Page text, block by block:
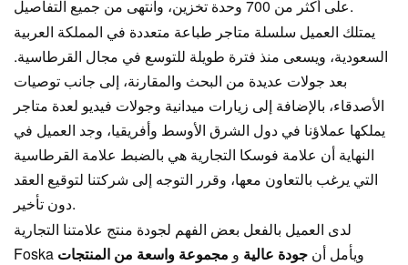
على أكثر من 700 وحدة تخزين، وانتهى من جميع التفاصيل.
يمتلك العميل سلسلة متاجر طباعة متعددة في المملكة العربية
السعودية، ويسعى منذ فترة طويلة للتوسع في مجال القرطاسية.
بعد جولات عديدة من البحث والمقارنة، إلى جانب توصيات
الأصدقاء، بالإضافة إلى زيارات ميدانية وجولات فيديو لعدة متاجر
يملكها عملاؤنا في دول الشرق الأوسط وأفريقيا، وجد العميل في
النهاية أن علامة فوسكا التجارية هي بالضبط علامة القرطاسية
التي يرغب بالتعاون معها، وقرر التوجه إلى شركتنا لتوقيع العقد
دون تأخير.
لدى العميل بالفعل بعض الفهم لجودة منتج علامتنا التجارية
Foska ويأمل أن جودة عالية و مجموعة واسعة من المنتجات